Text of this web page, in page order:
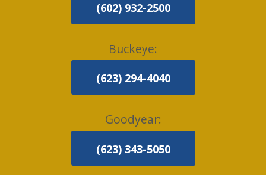
(602) 932-2500
Buckeye:
(623) 294-4040
Goodyear:
(623) 343-5050